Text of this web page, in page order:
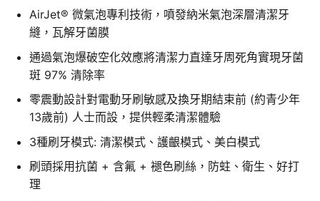
AirJet® 微氣泡專利技術，噴發納米氣泡深層清潔牙
縫，瓦解牙菌膜
通過氣泡爆破空化效應將清潔力直達牙周死角實現牙菌
斑 97% 清除率
零震動設計對電動牙刷敏感及換牙期結束前 (約青少年
13歲前) 人士而設，提供輕柔清潔體驗
3種刷牙模式: 清潔模式、護齦模式、美白模式
刷頭採用抗菌 + 含氟 + 褪色刷絲，防蛀、衛生、好打
理